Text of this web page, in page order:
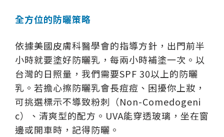
全方位的防曬策略
依據美國皮膚科醫學會的指導方針，出門前半
小時就要塗好防曬乳，每兩小時補塗一次。以
台灣的日照量，我們需要SPF 30以上的防曬
乳。若擔心擦防曬乳會長痘痘、困擾你上妝，
可挑選標示不導致粉刺（Non-Comedogeni
c）、清爽型的配方。UVA能穿透玻璃，坐在窗
邊或開車時，記得防曬。